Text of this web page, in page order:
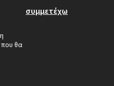
θα
συμμετέχω